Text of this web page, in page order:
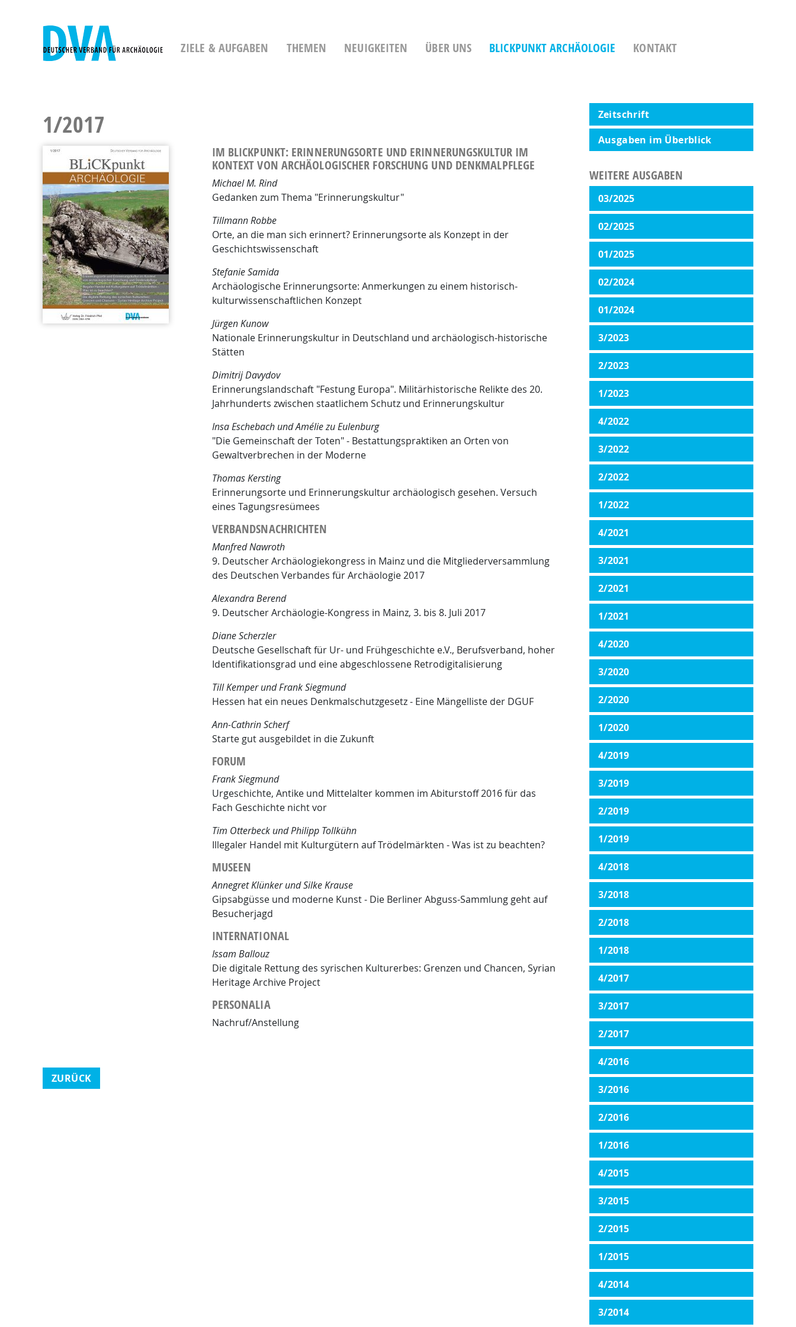
DVA - Deutscher Verband für Archäologie
ZIELE & AUFGABEN THEMEN NEUIGKEITEN ÜBER UNS BLICKPUNKT ARCHÄOLOGIE KONTAKT
1/2017
IM BLICKPUNKT: ERINNERUNGSORTE UND ERINNERUNGSKULTUR IM
KONTEXT VON ARCHÄOLOGISCHER FORSCHUNG UND DENKMALPFLEGE
Michael M. Rind
Gedanken zum Thema "Erinnerungskultur"
Tillmann Robbe
Orte, an die man sich erinnert? Erinnerungsorte als Konzept in der
Geschichtswissenschaft
Stefanie Samida
Archäologische Erinnerungsorte: Anmerkungen zu einem historisch-
kulturwissenschaftlichen Konzept
Jürgen Kunow
Nationale Erinnerungskultur in Deutschland und archäologisch-historische
Stätten
Dimitrij Davydov
Erinnerungslandschaft "Festung Europa". Militärhistorische Relikte des 20.
Jahrhunderts zwischen staatlichem Schutz und Erinnerungskultur
Insa Eschebach und Amélie zu Eulenburg
"Die Gemeinschaft der Toten" - Bestattungspraktiken an Orten von
Gewaltverbrechen in der Moderne
Thomas Kersting
Erinnerungsorte und Erinnerungskultur archäologisch gesehen. Versuch
eines Tagungsresümees
VERBANDSNACHRICHTEN
Manfred Nawroth
9. Deutscher Archäologiekongress in Mainz und die Mitgliederversammlung
des Deutschen Verbandes für Archäologie 2017
Alexandra Berend
9. Deutscher Archäologie-Kongress in Mainz, 3. bis 8. Juli 2017
Diane Scherzler
Deutsche Gesellschaft für Ur- und Frühgeschichte e.V., Berufsverband, hoher
Identifikationsgrad und eine abgeschlossene Retrodigitalisierung
Till Kemper und Frank Siegmund
Hessen hat ein neues Denkmalschutzgesetz - Eine Mängelliste der DGUF
Ann-Cathrin Scherf
Starte gut ausgebildet in die Zukunft
FORUM
Frank Siegmund
Urgeschichte, Antike und Mittelalter kommen im Abiturstoff 2016 für das
Fach Geschichte nicht vor
Tim Otterbeck und Philipp Tollkühn
Illegaler Handel mit Kulturgütern auf Trödelmärkten - Was ist zu beachten?
MUSEEN
Annegret Klünker und Silke Krause
Gipsabgüsse und moderne Kunst - Die Berliner Abguss-Sammlung geht auf
Besucherjagd
INTERNATIONAL
Issam Ballouz
Die digitale Rettung des syrischen Kulturerbes: Grenzen und Chancen, Syrian
Heritage Archive Project
PERSONALIA
Nachruf/Anstellung
ZURÜCK
Zeitschrift
Ausgaben im Überblick
WEITERE AUSGABEN
03/2025
02/2025
01/2025
02/2024
01/2024
3/2023
2/2023
1/2023
4/2022
3/2022
2/2022
1/2022
4/2021
3/2021
2/2021
1/2021
4/2020
3/2020
2/2020
1/2020
4/2019
3/2019
2/2019
1/2019
4/2018
3/2018
2/2018
1/2018
4/2017
3/2017
2/2017
4/2016
3/2016
2/2016
1/2016
4/2015
3/2015
2/2015
1/2015
4/2014
3/2014